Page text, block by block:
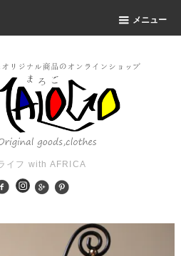
メニュー
イフ with AFRICA